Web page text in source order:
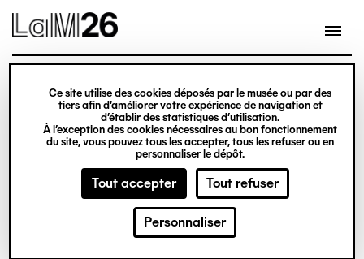
Gestion des cookies
Ce site utilise des cookies déposés par le musée ou par des
tiers afin d’améliorer votre expérience de navigation et
d’établir des statistiques d’utilisation.
À l’exception des cookies nécessaires au bon fonctionnement
du site, vous pouvez tous les accepter, tous les refuser ou en
personnaliser le dépôt.
Tout accepter Tout refuser
Personnaliser
contenu